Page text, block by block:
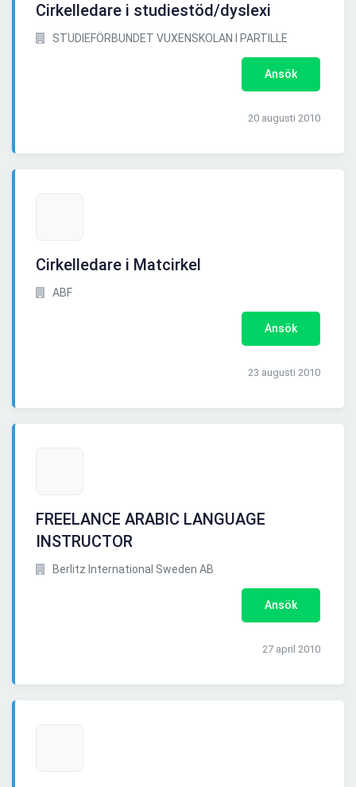
Cirkelledare i studiestöd/dyslexi
STUDIEFÖRBUNDET VUXENSKOLAN I PARTILLE
Ansök
20 augusti 2010
Cirkelledare i Matcirkel
ABF
Ansök
23 augusti 2010
FREELANCE ARABIC LANGUAGE
INSTRUCTOR
Berlitz International Sweden AB
Ansök
27 april 2010